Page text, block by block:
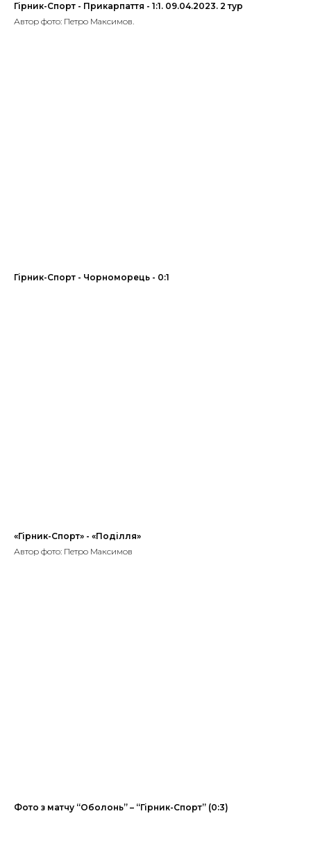
Гірник-Спорт - Прикарпаття - 1:1. 09.04.2023. 2 тур
Автор фото: Петро Максимов.
Гірник-Спорт - Чорноморець - 0:1
«Гірник-Спорт» - «Поділля»
Автор фото: Петро Максимов
Фото з матчу “Оболонь” – “Гірник-Спорт” (0:3)